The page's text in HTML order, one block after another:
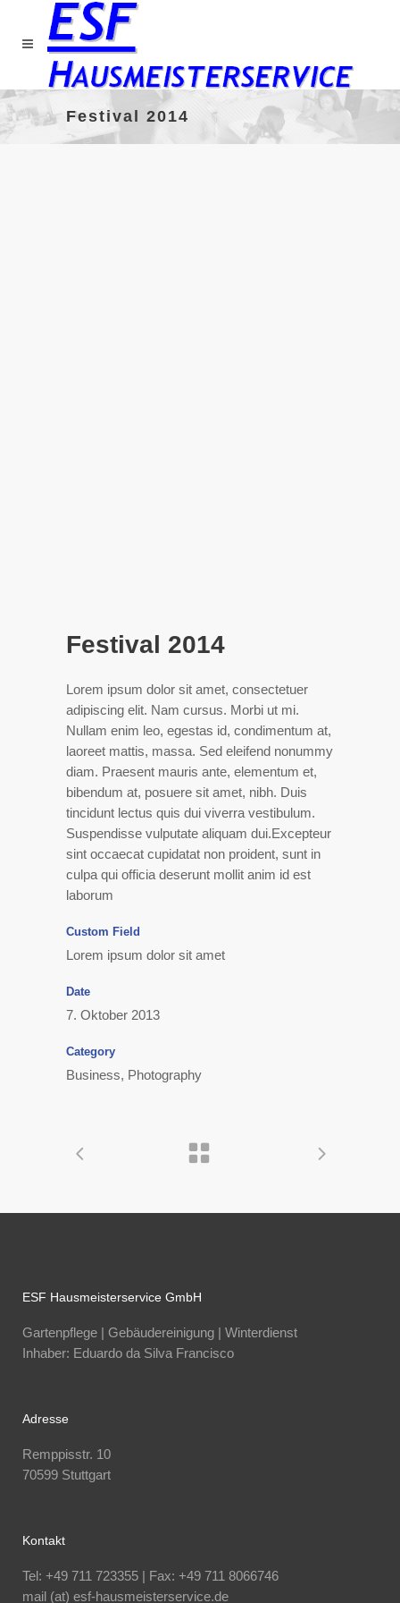
Festival 2014
Festival 2014
Lorem ipsum dolor sit amet, consectetuer
adipiscing elit. Nam cursus. Morbi ut mi.
Nullam enim leo, egestas id, condimentum at,
laoreet mattis, massa. Sed eleifend nonummy
diam. Praesent mauris ante, elementum et,
bibendum at, posuere sit amet, nibh. Duis
tincidunt lectus quis dui viverra vestibulum.
Suspendisse vulputate aliquam dui.Excepteur
sint occaecat cupidatat non proident, sunt in
culpa qui officia deserunt mollit anim id est
laborum
Custom Field
Lorem ipsum dolor sit amet
Date
7. Oktober 2013
Category
Business, Photography
ESF Hausmeisterservice GmbH
Gartenpflege | Gebäudereinigung | Winterdienst
Inhaber: Eduardo da Silva Francisco
Adresse
Remppisstr. 10
70599 Stuttgart
Kontakt
Tel: +49 711 723355 | Fax: +49 711 8066746
mail (at) esf-hausmeisterservice.de